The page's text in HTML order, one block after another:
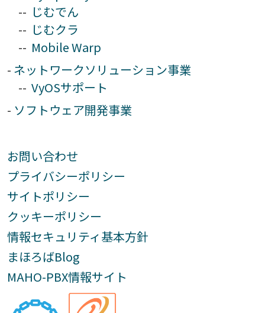
じむでん
じむクラ
Mobile Warp
ネットワークソリューション事業
VyOSサポート
ソフトウェア開発事業
お問い合わせ
プライバシーポリシー
サイトポリシー
クッキーポリシー
情報セキュリティ基本方針
まほろばBlog
MAHO-PBX情報サイト